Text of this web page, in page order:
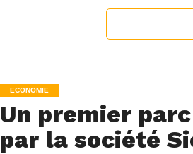
ECONOMIE
Un premier
par la société